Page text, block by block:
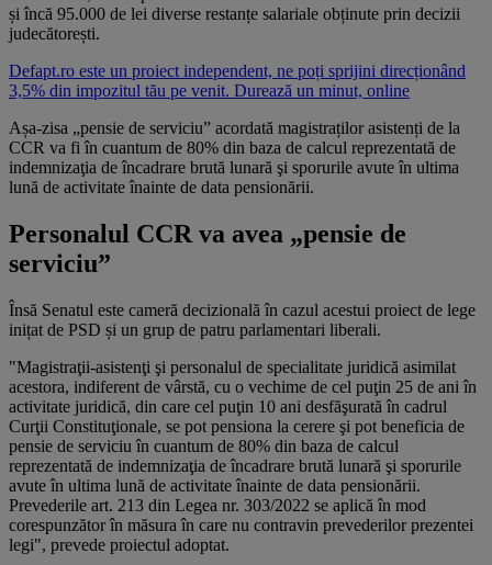
și încă 95.000 de lei diverse restanțe salariale obținute prin decizii
judecătorești.
Defapt.ro este un proiect independent, ne poți sprijini direcționând
3,5% din impozitul tău pe venit. Durează un minut, online
Așa-zisa „pensie de serviciu” acordată magistraților asistenți de la
CCR va fi în cuantum de 80% din baza de calcul reprezentată de
indemnizaţia de încadrare brută lunară şi sporurile avute în ultima
lună de activitate înainte de data pensionării.
Personalul CCR va avea „pensie de
serviciu”
Însă Senatul este cameră decizională în cazul acestui proiect de lege
inițat de PSD și un grup de patru parlamentari liberali.
"Magistraţii-asistenţi şi personalul de specialitate juridică asimilat
acestora, indiferent de vârstă, cu o vechime de cel puţin 25 de ani în
activitate juridică, din care cel puţin 10 ani desfăşurată în cadrul
Curţii Constituţionale, se pot pensiona la cerere şi pot beneficia de
pensie de serviciu în cuantum de 80% din baza de calcul
reprezentată de indemnizaţia de încadrare brută lunară şi sporurile
avute în ultima lună de activitate înainte de data pensionării.
Prevederile art. 213 din Legea nr. 303/2022 se aplică în mod
corespunzător în măsura în care nu contravin prevederilor prezentei
legi", prevede proiectul adoptat.